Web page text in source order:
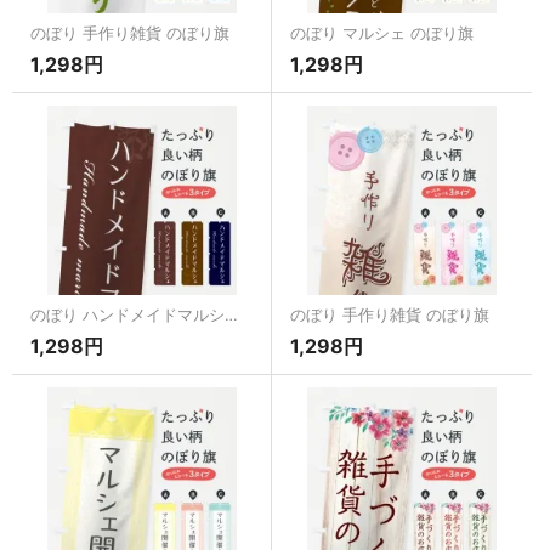
のぼり 手作り雑貨 のぼり旗
1,298円
のぼり マルシェ のぼり旗
1,298円
のぼり ハンドメイドマルシェ のぼり旗
1,298円
のぼり 手作り雑貨 のぼり旗
1,298円